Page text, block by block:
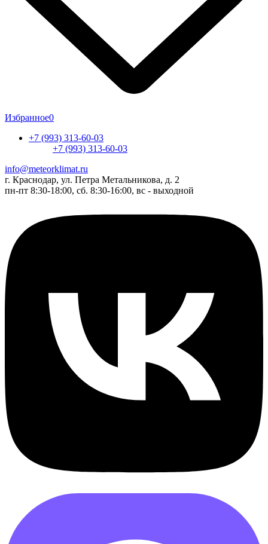
Избранное0
+7 (993) 313-60-03
+7 (993) 313-60-03
info@meteorklimat.ru
г. Краснодар, ул. Петра Метальникова, д. 2
пн-пт 8:30-18:00, сб. 8:30-16:00, вс - выходной